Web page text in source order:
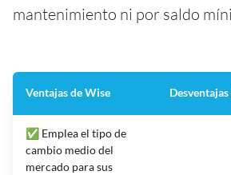
mantenimiento ni por saldo
Ventajas de Wise
✅ Emplea el tipo de
cambio medio del
mercado para sus